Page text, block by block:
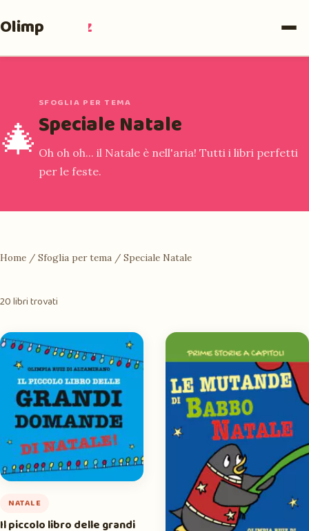
Olimpia Ruiz
🎄
SFOGLIA PER TEMA
Speciale Natale
Oh oh oh... il Natale è nell'aria! Tutti i libri perfetti
per le feste.
Home / Sfoglia per tema / Speciale Natale
20 libri trovati
NATALE
Il piccolo libro delle grandi